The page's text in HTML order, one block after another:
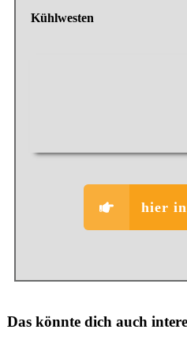
Kühlwesten
hier
Das könnte dich auch